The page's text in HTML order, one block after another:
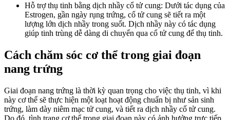
Hỗ trợ thụ tinh bằng dịch nhầy cổ tử cung: Dưới tác dụng của
Estrogen, gần ngày rụng trứng, cổ tử cung sẽ tiết ra một
lượng lớn dịch nhầy trong suốt. Dịch nhầy này có tác dụng
giúp tinh trùng dễ dàng di chuyển qua cổ tử cung để thụ tinh.
Cách chăm sóc cơ thể trong giai đoạn
nang trứng
Giai đoạn nang trứng là thời kỳ quan trọng cho việc thụ tinh, vì khi
này cơ thể sẽ thực hiện một loạt hoạt động chuẩn bị như sản sinh
trứng, làm dày niêm mạc tử cung, và tiết ra dịch nhầy cổ tử cung.
Do đó, tình trạng cơ thể trong giai đoạn này có ảnh hưởng trực tiếp